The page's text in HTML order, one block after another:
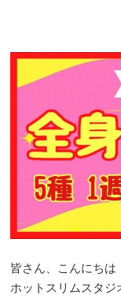
皆さん、こんにちは
ホットスリムスタジ